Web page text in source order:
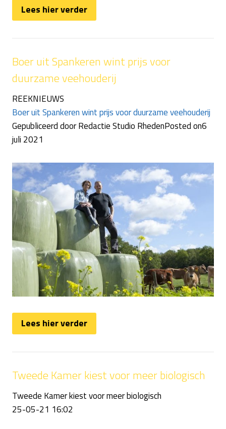
Lees hier verder
Boer uit Spankeren wint prijs voor
duurzame veehouderij
REEKNIEUWS
Boer uit Spankeren wint prijs voor duurzame veehouderij
Gepubliceerd door Redactie Studio RhedenPosted on6
juli 2021
Lees hier verder
Tweede Kamer kiest voor meer biologisch
Tweede Kamer kiest voor meer biologisch
25-05-21 16:02